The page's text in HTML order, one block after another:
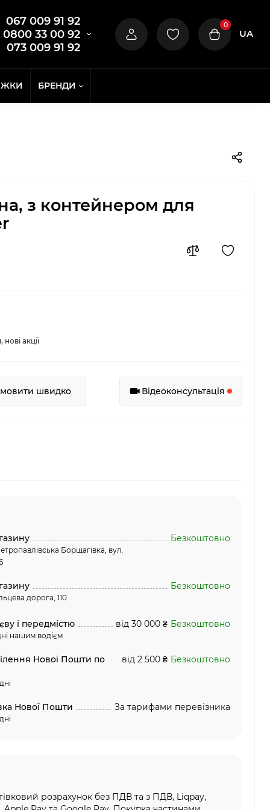
067 009 91 92
0800 33 00 92
073 009 91 92
0
UA
БРЕНДИ
з контейнером для
акції
швидко Відеоконсультація
Борщагівка, вул.
Безкоштовно
дорога, 110
Безкоштовно
і передмістю
нашим водієм
від 30 000 ₴ Безкоштовно
Нової Пошти по від 2 500 ₴ Безкоштовно
Нової Пошти За тарифами перевізника
розрахунок без ПДВ та з ПДВ, Liqpay,